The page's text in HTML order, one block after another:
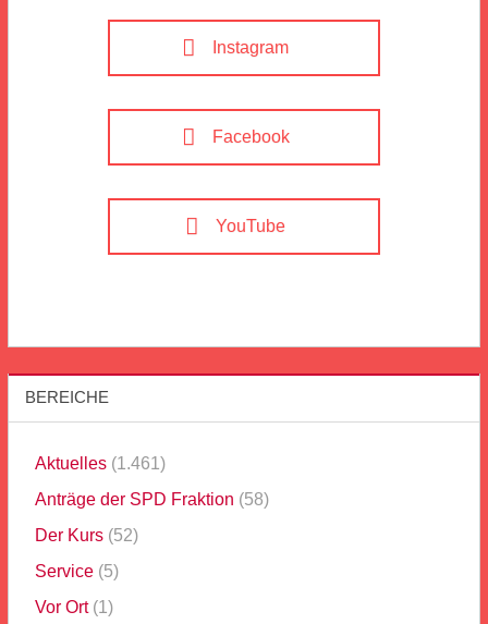
Instagram
Facebook
YouTube
BEREICHE
Aktuelles(1.461)
Anträge der SPD Fraktion (58)
Der Kurs(52)
Service(5)
Vor Ort(1)